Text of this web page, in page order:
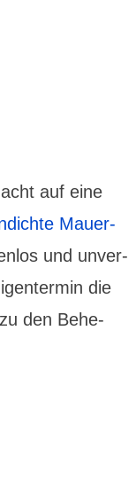
auf eine
Mauer­
und unver­
die
den Behe­